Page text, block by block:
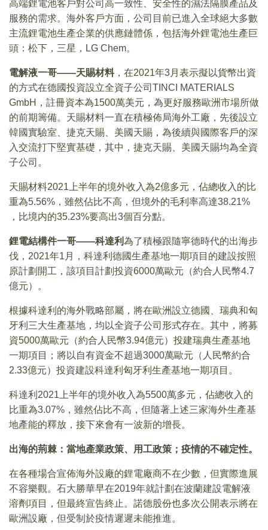
高端鋰電池客戶對公司高一致性、安全性的濕法隔膜產品及
服務的需求。海外客戶方面，公司目前已進入全球絕大多數
主流鋰電池生產企業的供應鏈體係，包括海外鋰電池生產巨
頭：松下，三星，LG Chem。
電解液一哥——天賜材料，在2021年3月表示擬以貨幣出資
的方式在德國投資設立全資子公司TINCI MATERIALS
GmbH，註冊資本為1500萬美元，為更好服務歐洲市場所做
的前期籌備。天賜材料一直在積極佈局海外工廠，先後設立
韓國實驗室、捷克天賜、美國天賜，為後續與國際客戶的深
入交流打下堅實基礎，其中，捷克天賜、美國天賜均為全資
子公司。
天賜材料2021上半年的境外收入為2億多元，佔總收入的比
重為5.56%，雖然佔比不高，但境外的毛利率高達38.21%
，比境内的35.23%要高出3個百分點。
鋰電結構件一哥——科達利為了積極跟隨寧德時代的出海步
伐，2021年1月，科達利德國生產基地一期項目的建設按照
原計劃開工，該項目計劃投資6000萬歐元（約合人民幣4.7
億元）。
根據科達利的海外戰略部屬，將在歐洲設立德國、瑞典和匈
牙利三大生產基地，均以全資子公司形式存在。其中，將募
資5000萬歐元（約合人民幣3.94億元）投建瑞典生產基地
一期項目；將以自有資金不超過3000萬歐元（人民幣約合
2.33億元）投資建設科達利匈牙利生產基地一期項目。
科達利2021上半年的境外收入為5500萬多元，佔總收入的
比重為3.07%，雖然佔比不高，但隨著上述三家海外生產基
地產能的釋放，接下來會有一波新的增長。
出海的荊棘：當地產業政策、用工政策；疫情的不確定性。
在各種場合宣佈海外設廠的鋰電廠商不在少數，但實際進展
不容樂觀。石大勝華早在2019年就計劃在波蘭建設電解液
溶劑項目，但最終宣告終止。諾德股份也多次公開表示將在
歐洲設廠，但受制於疫情遲遲未能推進。